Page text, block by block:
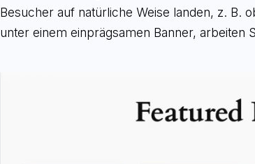
Besucher auf natürliche Weise landen, z. B.
unter einem einprägsamen Banner, arbeiten